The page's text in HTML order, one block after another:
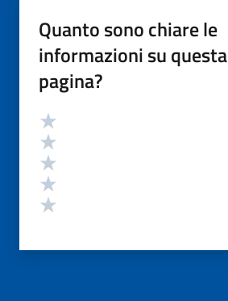
Quanto sono chiare le
informazioni su questa
pagina?
Valutazione